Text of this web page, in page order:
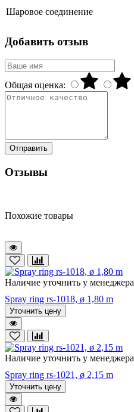
Шаровое соединение
Добавить отзыв
Общая оценка:
Отправить
Отзывы
Похожие товары
Наличие уточнить у менеджера
Spray ring rs-1018, ø 1,80 m
Уточнить цену
Наличие уточнить у менеджера
Spray ring rs-1021, ø 2,15 m
Уточнить цену